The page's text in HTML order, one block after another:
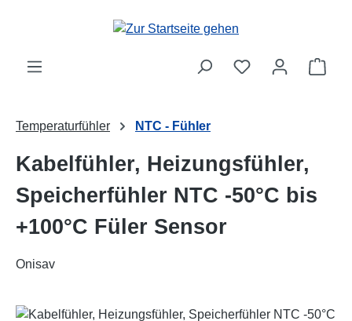
Zum Hauptinhalt springen
Temperaturfühler NTC - Fühler
Kabelfühler, Heizungsfühler,
Speicherfühler NTC -50°C bis
+100°C Füler Sensor
Onisav
Bildergalerie überspringen